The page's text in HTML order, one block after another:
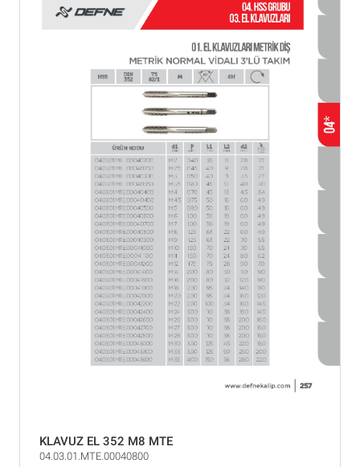
KLAVUZ EL 352 M8 MTE
04.03.01.MTE.00040800